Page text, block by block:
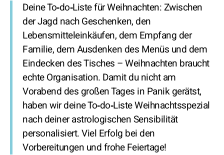
Deine To‑do‑Liste für Weihnachten:Zwischen
der Jagd nach Geschenken, den
Lebensmitteleinkäufen, dem Empfang der
Familie, dem Ausdenken des Menüs und dem
Eindecken des Tisches – Weihnachten braucht
echte Organisation. Damit du nicht am
Vorabend des großen Tages in Panik gerätst,
haben wir deine To‑do‑Liste Weihnachtsspezial
nach deiner astrologischen Sensibilität
personalisiert. Viel Erfolg bei den
Vorbereitungen und frohe Feiertage!